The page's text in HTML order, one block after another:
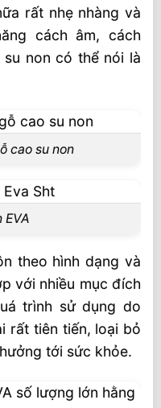
rất nhẹ nhàng và
cách âm, cách
non có thể nói là
cao su non
EVA
theo hình dạng và
với nhiều mục đích
trình sử dụng do
rất tiên tiến, loại bỏ
tới sức khỏe.